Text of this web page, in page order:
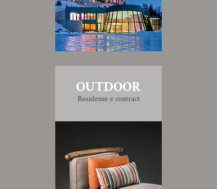
OUTDOOR
Residenze e contract